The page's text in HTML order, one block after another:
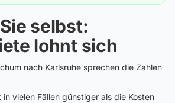
selbst:
lohnt sich
nach Karlsruhe sprechen die Zahlen
vielen Fällen günstiger als die Kosten